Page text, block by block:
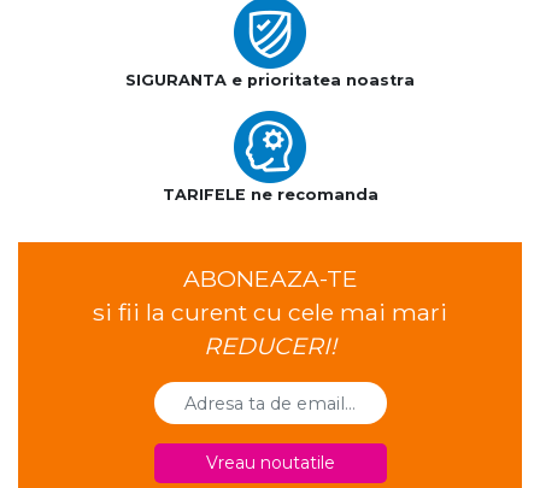
SIGURANTA e prioritatea noastra
TARIFELE ne recomanda
ABONEAZA-TE
si fii la curent cu cele mai mari
REDUCERI!
Vreau noutatile